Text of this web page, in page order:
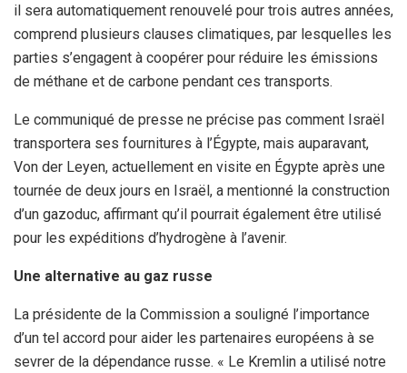
il sera automatiquement renouvelé pour trois autres années,
comprend plusieurs clauses climatiques, par lesquelles les
parties s’engagent à coopérer pour réduire les émissions
de méthane et de carbone pendant ces transports.
Le communiqué de presse ne précise pas comment Israël
transportera ses fournitures à l’Égypte, mais auparavant,
Von der Leyen, actuellement en visite en Égypte après une
tournée de deux jours en Israël, a mentionné la construction
d’un gazoduc, affirmant qu’il pourrait également être utilisé
pour les expéditions d’hydrogène à l’avenir.
Une alternative au gaz russe
La présidente de la Commission a souligné l’importance
d’un tel accord pour aider les partenaires européens à se
sevrer de la dépendance russe. « Le Kremlin a utilisé notre